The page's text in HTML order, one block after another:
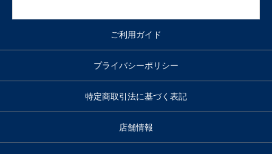
ご利用ガイド
プライバシーポリシー
特定商取引法に基づく表記
店舗情報